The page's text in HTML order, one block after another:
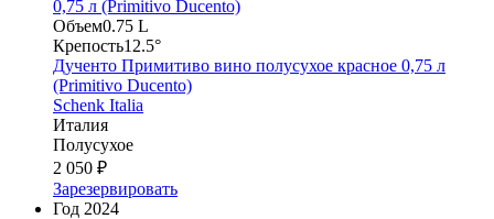
Объем0.75 L
Крепость12.5°
Дученто Примитиво вино полусухое красное 0,75 л
(Primitivo Ducento)
Schenk Italia
Италия
Полусухое
2 050 ₽
Зарезервировать
Год 2024